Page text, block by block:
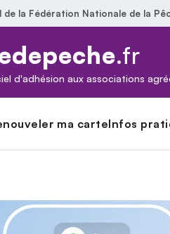
la Fédération Nationale de la
.fr
d'adhésion aux associations
ma carteInfos